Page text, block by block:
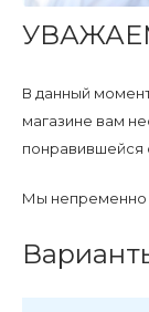
В данный
магазине вам
понравившейся
Мы непременно